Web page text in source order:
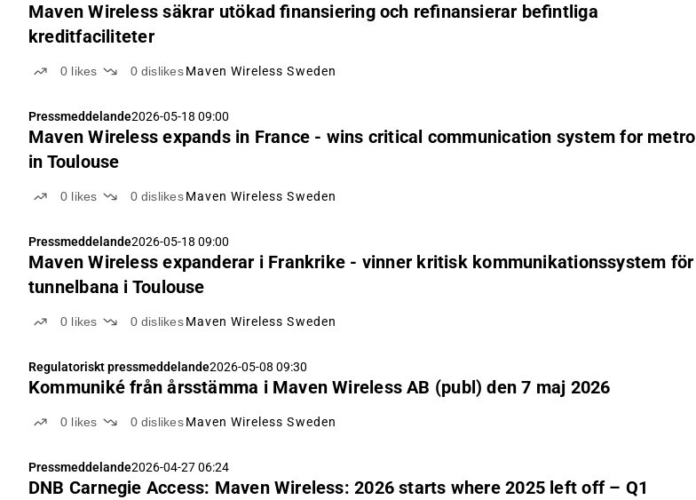
Maven Wireless säkrar utökad finansiering och refinansierar befintliga
kreditfaciliteter
0 likes 0 dislikes Maven Wireless Sweden
Pressmeddelande2026-05-18 09:00
Maven Wireless expands in France - wins critical communication system for metro
in Toulouse
0 likes 0 dislikes Maven Wireless Sweden
Pressmeddelande2026-05-18 09:00
Maven Wireless expanderar i Frankrike - vinner kritisk kommunikationssystem för
tunnelbana i Toulouse
0 likes 0 dislikes Maven Wireless Sweden
Regulatoriskt pressmeddelande2026-05-08 09:30
Kommuniké från årsstämma i Maven Wireless AB (publ) den 7 maj 2026
0 likes 0 dislikes Maven Wireless Sweden
Pressmeddelande2026-04-27 06:24
DNB Carnegie Access: Maven Wireless: 2026 starts where 2025 left off – Q1